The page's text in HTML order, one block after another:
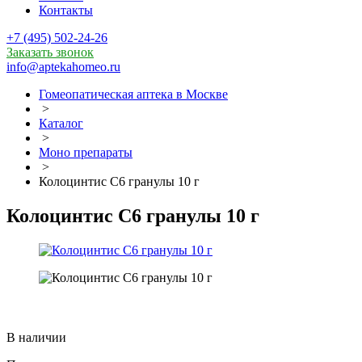
Контакты
+7 (495) 502-24-26
Заказать звонок
info@aptekahomeo.ru
Гомеопатическая аптека в Москве
>
Каталог
>
Моно препараты
>
Колоцинтис С6 гранулы 10 г
Колоцинтис С6 гранулы 10 г
В наличии